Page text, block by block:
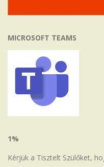
MICROSOFT TEAMS
1%
Kérjük a Tisztelt Szülőket,